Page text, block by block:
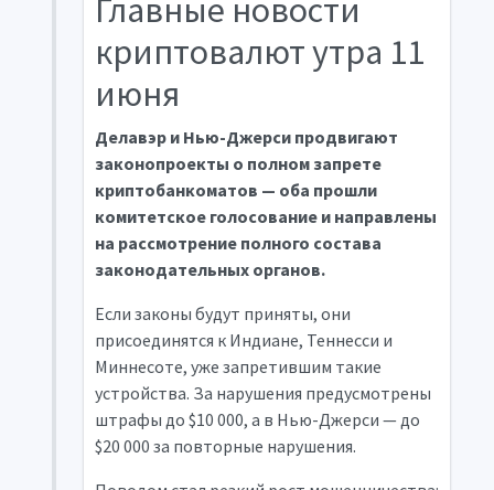
Главные новости
криптовалют утра 11
июня
Делавэр и Нью-Джерси продвигают
законопроекты о полном запрете
криптобанкоматов — оба прошли
комитетское голосование и направлены
на рассмотрение полного состава
законодательных органов.
Если законы будут приняты, они
присоединятся к Индиане, Теннесси и
Миннесоте, уже запретившим такие
устройства. За нарушения предусмотрены
штрафы до $10 000, а в Нью-Джерси — до
$20 000 за повторные нарушения.